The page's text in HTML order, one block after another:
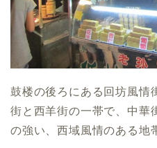
鼓楼の後ろにある回坊風情
街と西羊街の一帯で、中華
の強い、西域風情のある地